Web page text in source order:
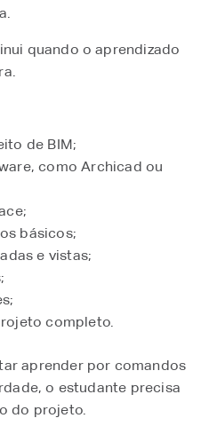
quando o aprendizado
de BIM;
como Archicad ou
básicos;
e vistas;
completo.
aprender por comandos
o estudante precisa
do projeto.